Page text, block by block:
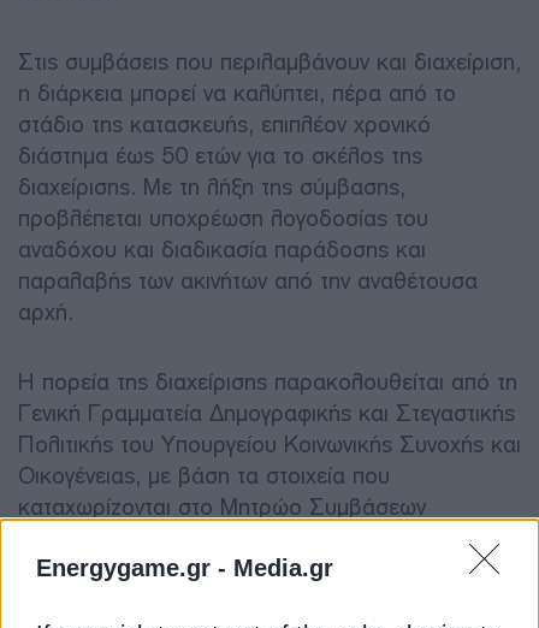
Energygame.gr - Media.gr
Στις συμβάσεις που περιλαμβάνουν και διαχείριση,
η διάρκεια μπορεί να καλύπτει, πέρα από το
στάδιο της κατασκευής, επιπλέον χρονικό
διάστημα έως 50 ετών για το σκέλος της
διαχείρισης. Με τη λήξη της σύμβασης,
προβλέπεται υποχρέωση λογοδοσίας του
αναδόχου και διαδικασία παράδοσης και
παραλαβής των ακινήτων από την αναθέτουσα
αρχή.
Η πορεία της διαχείρισης παρακολουθείται από τη
Γενική Γραμματεία Δημογραφικής και Στεγαστικής
Πολιτικής του Υπουργείου Κοινωνικής Συνοχής και
Οικογένειας, με βάση τα στοιχεία που
καταχωρίζονται στο Μητρώο Συμβάσεων
Κοινωνικής Αντιπαροχής. Έτσι, διαμορφώνεται ένα
σαφές πλαίσιο παρακολούθησης και ελέγχου, από